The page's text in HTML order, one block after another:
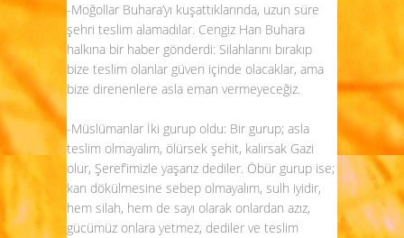
-Moğollar Buhara’yı kuşattıklarında, uzun süre
şehri teslim alamadılar. Cengiz Han Buhara
halkına bir haber gönderdi: Silahlarını bırakıp
bize teslim olanlar güven içinde olacaklar, ama
bize direnenlere asla eman vermeyeceğiz.
-Müslümanlar İki gurup oldu: Bir gurup; asla
teslim olmayalım, ölürsek şehit, kalırsak Gazi
olur, Şeref’imizle yaşarız dediler. Öbür gurup ise;
kan dökülmesine sebep olmayalım, sulh iyidir,
hem silah, hem de sayı olarak onlardan azız,
gücümüz onlara yetmez, dediler ve teslim